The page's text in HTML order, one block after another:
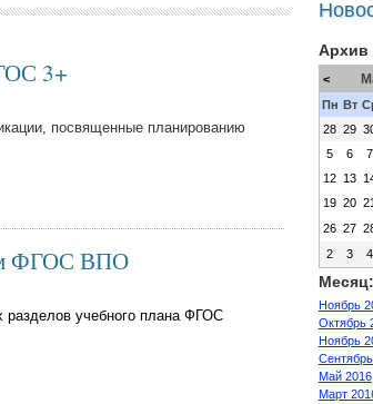
3+
посвященные планированию
ФГОС ВПО
разделов учебного плана ФГОС
Архив
<
Пн Вт
28 29
5
6 7
12 13
19 20 21
26 27
2
3 4
Месяц:
Ноябрь
Октябрь
Ноябрь
Май 2016
Март